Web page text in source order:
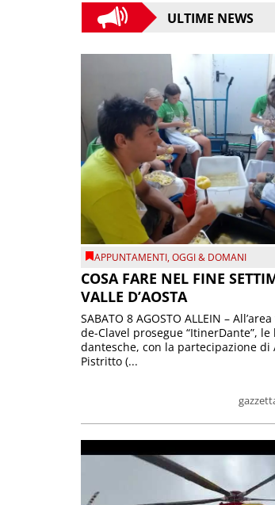
ULTIME NEWS
APPUNTAMENTI,OGGI & DOMANI
COSA FARE NEL FINE
VALLE D’AOSTA
SABATO 8 AGOSTO ALLEIN –
de-Clavel prosegue “ItinerDante”,
dantesche, con la partecipazione di
Pistritto (...